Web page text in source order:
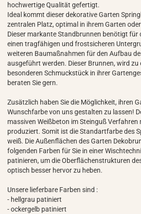
hochwertige Qualität gefertigt.
Ideal kommt dieser dekorative Garten
zentralen Platz, optimal in ihrem Garten
Dieser markante Standbrunnen benötigt für
einen tragfähigen und frostsicheren
weiteren Baumaßnahmen für den Aufbau
ausgeführt werden. Dieser Brunnen, wird zu
besonderen Schmuckstück in ihrer
beraten Sie gern.
Zusätzlich haben Sie die Möglichkeit, ihren
Wunschfarbe von uns gestalten zu lassen!
massiven Weißbeton im Steinguß Verfahren
produziert. Somit ist die Standartfarbe des
weiß. Die Außenflächen des Garten
folgenden Farben für Sie in einer
patinieren, um die Oberflächenstrukturen
optisch besser hervor zu heben.
Unsere lieferbare Farben sind :
- hellgrau patiniert
- ockergelb patiniert